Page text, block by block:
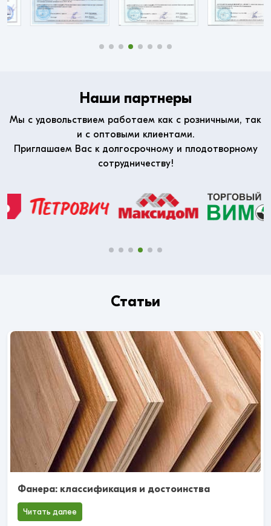
Наши партнеры
Мы с удовольствием работаем как с розничными, так
и с оптовыми клиентами.
Приглашаем Вас к долгосрочному и плодотворному
сотрудничеству!
Статьи
Фанера: классификация и достоинства
Читать далее